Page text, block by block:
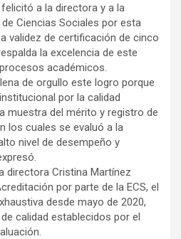
a la directora y a la
Ciencias Sociales por esta
validez de certificación de cinco
la excelencia de este
académicos.
de orgullo este logro porque
por la calidad
muestra del mérito y registro de
los cuales se evaluó a la
nivel de desempeño y
directora Cristina Martínez
por parte de la ECS, el
desde mayo de 2020,
calidad establecidos por el